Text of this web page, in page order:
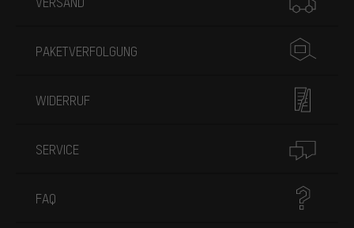
PAKETVERFOLGUNG
WIDERRUF
SERVICE
FAQ